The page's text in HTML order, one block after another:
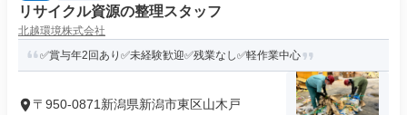
リサイクル資源の整理スタッフ
北越環境株式会社
✅賞与年2回あり✅未経験歓迎✅残業なし✅軽作業中心
〒950-0871新潟県新潟市東区山木戸